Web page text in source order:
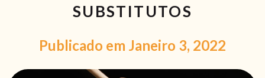
SUBSTITUTOS
Publicado em Janeiro 3, 2022